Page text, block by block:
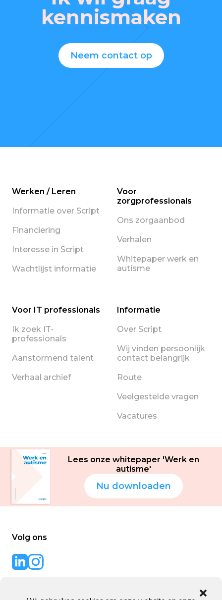
kennismaken
Neem contact op
Werken / Leren
Informatie over Script
Financiering
Interesse in Script
Wachtlijst informatie
Voor
zorgprofessionals
Ons zorgaanbod
Verhalen
Whitepaper werk en
autisme
Voor IT professionals
Ik zoek IT-
professionals
Aanstormend talent
Verhaal archief
Informatie
Over Script
Wij vinden persoonlijk
contact belangrijk
Route
Veelgestelde vragen
Vacatures
Lees onze whitepaper 'Werk en
autisme'
Nu downloaden
Volg ons